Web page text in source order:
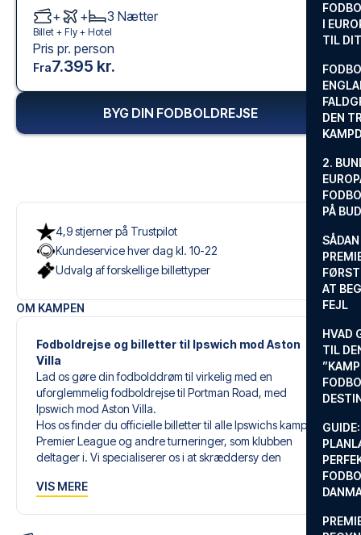
I
TIL
DEN
2.
PÅ
AT
FEJL
HVAD
TIL
4,9 stjerner på Trustpilot
Kundeservice hver dag kl. 10-22
Udvalg af forskellige billettyper
OM KAMPEN
Fodboldrejse og billetter til Ipswich mod Aston
Villa
Lad os gøre din fodbolddrøm til virkelig med en
uforglemmelig fodboldrejse til Portman Road, med
Ipswich mod Aston Villa.
Hos os finder du officielle billetter til alle Ipswichs kampe i
Premier League og andre turneringer, som klubben
deltager i. Vi specialiserer os i at skræddersy den
ønsker og behov.
VIS MERE
+ + 3 Nætter
Billet + Fly + Hotel
Pris pr. person
Fra7.395 kr.
BYG DIN FODBOLDREJSE